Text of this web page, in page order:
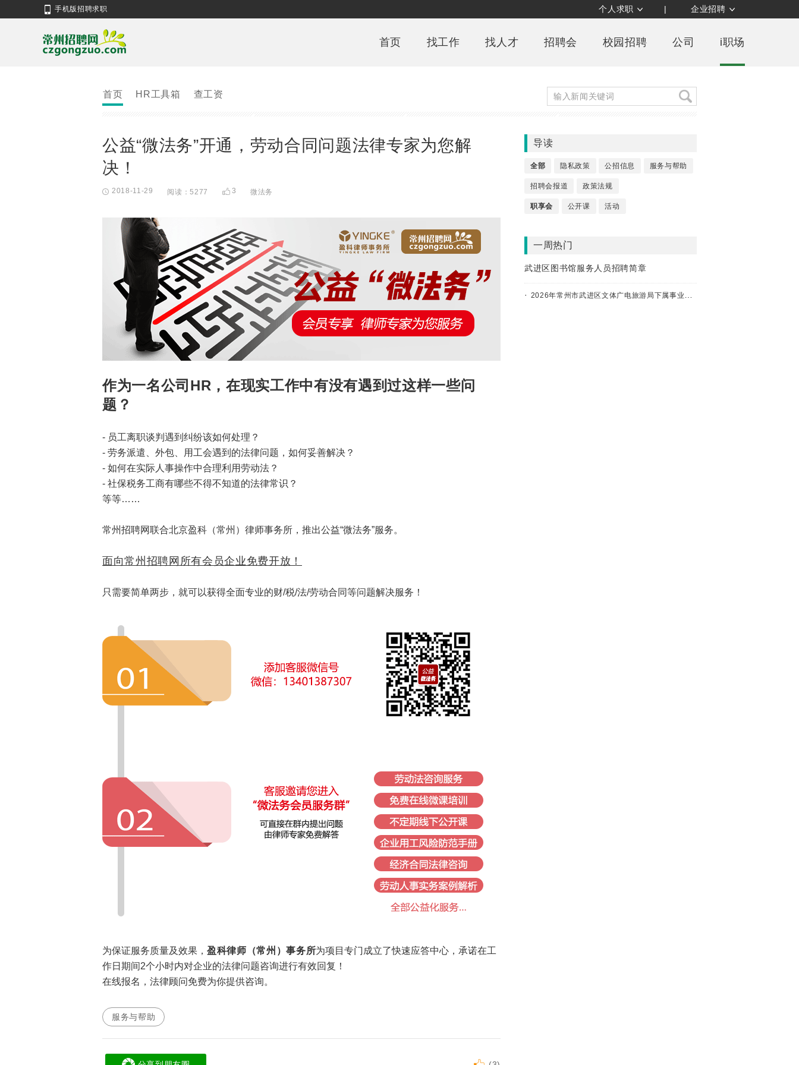
手机版招聘求职 个人求职 | 企业招聘
首页 找工作 找人才 招聘会 校园招聘 公司 i职场
首页 HR工具箱 查工资
公益“微法务”开通，劳动合同问题法律专家为您解
决！
2018-11-29 阅读：5277 3 微法务
作为一名公司HR，在现实工作中有没有遇到过这样一些问
题？
- 员工离职谈判遇到纠纷该如何处理？
- 劳务派遣、外包、用工会遇到的法律问题，如何妥善解决？
- 如何在实际人事操作中合理利用劳动法？
- 社保税务工商有哪些不得不知道的法律常识？
等等……
常州招聘网联合北京盈科（常州）律师事务所，推出公益“微法务”服务。
面向常州招聘网所有会员企业免费开放！
只需要简单两步，就可以获得全面专业的财/税/法/劳动合同等问题解决服务！
为保证服务质量及效果， 盈科律师（常州）事务所为项目专门成立了快速应答中心，承诺在工
作日期间2个小时内对企业的法律问题咨询进行有效回复！
在线报名，法律顾问免费为你提供咨询。
服务与帮助
导读
全部 隐私政策 公招信息 服务与帮助
招聘会报道 政策法规
职享会 公开课 活动
一周热门
武进区图书馆服务人员招聘简章
· 2026年常州市武进区文体广电旅游局下属事业单位公开招聘工作人员公告